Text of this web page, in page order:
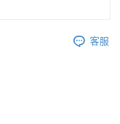
客服